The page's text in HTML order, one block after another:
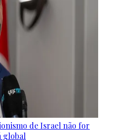
de Israel não for
global